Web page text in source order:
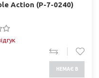
Action (P-7-0240)
НЕМАЄ В